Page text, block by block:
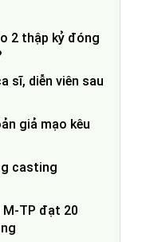
2 thập kỷ đóng
sĩ, diễn viên sau
giả mạo kêu
casting
M-TP đạt 20